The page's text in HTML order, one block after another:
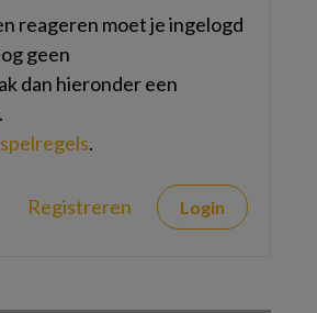
reageren moet je ingelogd
geen
dan hieronder een
.
Registreren Login